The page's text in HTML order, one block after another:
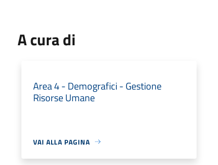
A cura di
Area 4 - Demografici - Gestione
Risorse Umane
VAI ALLA PAGINA